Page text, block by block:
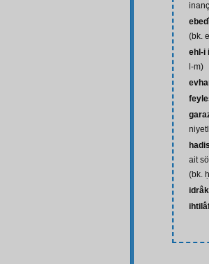
(bk.
ehl-i
l-m)
ait
(bk.
idrâk